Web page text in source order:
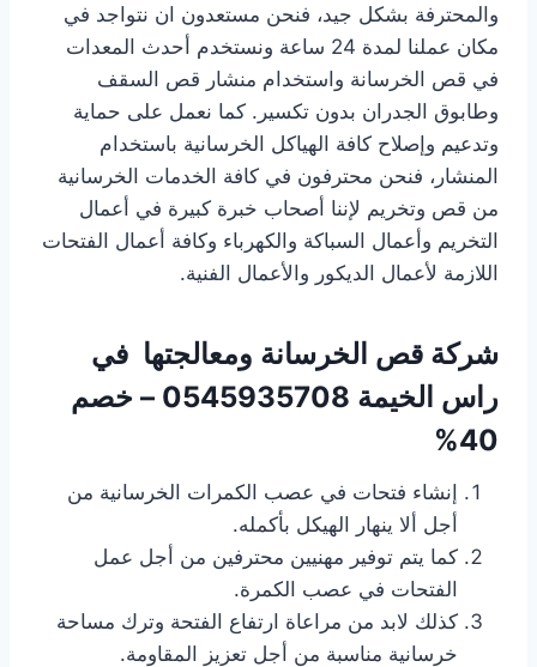
والمحترفة بشكل جيد، فنحن مستعدون ان نتواجد في
مكان عملنا لمدة 24 ساعة ونستخدم أحدث المعدات
في قص الخرسانة واستخدام منشار قص السقف
وطابوق الجدران بدون تكسير. كما نعمل على حماية
وتدعيم وإصلاح كافة الهياكل الخرسانية باستخدام
المنشار، فنحن محترفون في كافة الخدمات الخرسانية
من قص وتخريم لإننا أصحاب خبرة كبيرة في أعمال
التخريم وأعمال السباكة والكهرباء وكافة أعمال الفتحات
اللازمة لأعمال الديكور والأعمال الفنية.
شركة قص الخرسانة ومعالجتها في
راس الخيمة
0545935708 – خصم
40%
إنشاء فتحات في عصب الكمرات الخرسانية من
أجل ألا ينهار الهيكل بأكمله.
كما يتم توفير مهنيين محترفين من أجل عمل
الفتحات في عصب الكمرة.
كذلك لابد من مراعاة ارتفاع الفتحة وترك مساحة
خرسانية مناسبة من أجل تعزيز المقاومة.